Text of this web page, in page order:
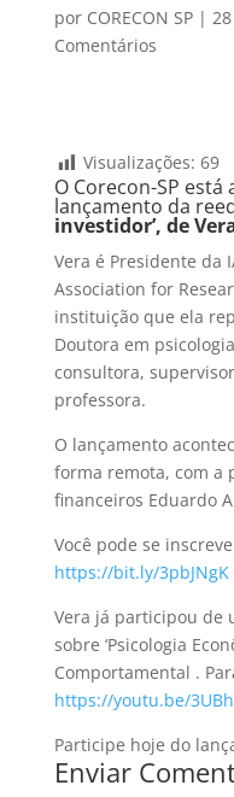
por CORECON SP|
Comentários
Visualizações: 69
O Corecon-SP
lançamento da
investidor’, de
Vera é Presidente da
Association for
instituição que ela
Doutora em
consultora,
professora.
O lançamento
forma remota, com a
financeiros Eduardo
Você pode se
https://bit.ly/3pbJNgK
Vera já participou de
sobre ‘Psicologia
Comportamental .
https://youtu.be/
Participe hoje do
Enviar